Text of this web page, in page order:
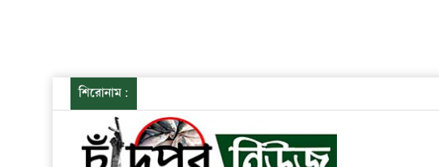
শিরোনাম: